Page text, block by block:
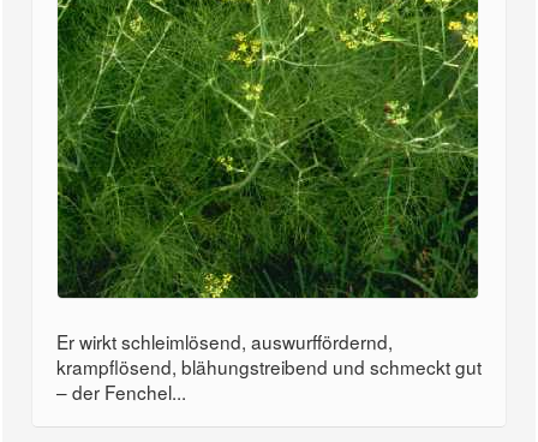
Er wirkt schleimlösend, auswurffördernd,
krampflösend, blähungstreibend und schmeckt gut
– der Fenchel...